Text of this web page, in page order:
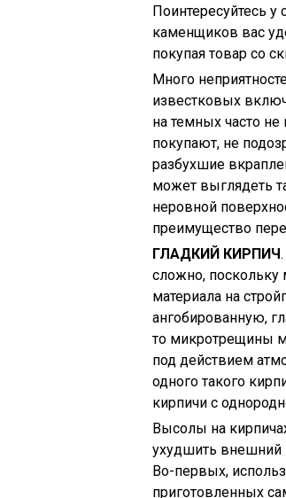
Поинтересуйтесь у
каменщиков вас
покупая товар со
Много
известковых
на темных часто
покупают, не
разбухшие
может выглядеть
неровной
преимущество
ГЛАДКИЙ КИРПИЧ
сложно, поскольку
материала на
ангобированную,
то микротрещины
под действием
одного такого
кирпичи с
Высолы на
ухудшить внешний
Во-первых,
приготовленных